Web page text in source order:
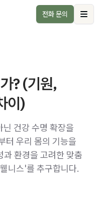
전화 문의
? (기원,
이)
건강 수명 확장을
터 우리 몸의 기능을
환경을 고려한 맞춤
니스'를 추구합니다.